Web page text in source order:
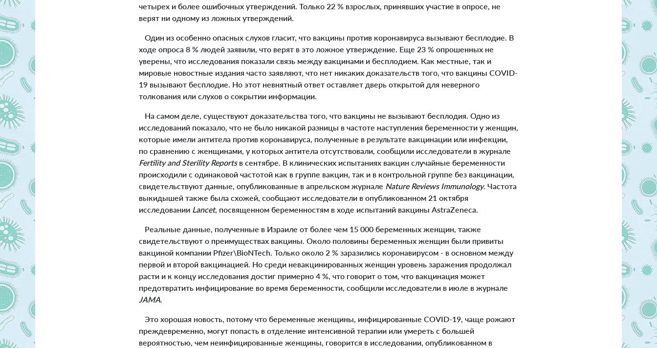
четырех и более ошибочных утверждений. Только 22 % взрослых, принявших участие в опросе, не
верят ни одному из ложных утверждений.
Один из особенно опасных слухов гласит, что вакцины против коронавируса вызывают бесплодие. В
ходе опроса 8 % людей заявили, что верят в это ложное утверждение. Еще 23 % опрошенных не
уверены, что исследования показали связь между вакцинами и бесплодием. Как местные, так и
мировые новостные издания часто заявляют, что нет никаких доказательств того, что вакцины COVID-
19 вызывают бесплодие. Но этот невнятный ответ оставляет дверь открытой для неверного
толкования или слухов о сокрытии информации.
На самом деле, существуют доказательства того, что вакцины не вызывают бесплодия. Одно из
исследований показало, что не было никакой разницы в частоте наступления беременности у женщин,
которые имели антитела против коронавируса, полученные в результате вакцинации или инфекции,
по сравнению с женщинами, у которых антитела отсутствовали, сообщили исследователи в журнале
Fertility and Sterility Reportsв сентябре. В клинических испытаниях вакцин случайные беременности
происходили с одинаковой частотой как в группе вакцин, так и в контрольной группе без вакцинации,
свидетельствуют данные, опубликованные в апрельском журнале Nature Reviews Immunology. Частота
выкидышей также была схожей, сообщают исследователи в опубликованном 21 октября
исследовании Lancet, посвященном беременностям в ходе испытаний вакцины AstraZeneca.
Реальные данные, полученные в Израиле от более чем 15 000 беременных женщин, также
свидетельствуют о преимуществах вакцины. Около половины беременных женщин были привиты
вакциной компании Pfizer\BioNTech. Только около 2 % заразились коронавирусом - в основном между
первой и второй вакцинацией. Но среди невакцинированных женщин уровень заражения продолжал
расти и к концу исследования достиг примерно 4 %, что говорит о том, что вакцинация может
предотвратить инфицирование во время беременности, сообщили исследователи в июле в журнале
JAMA.
Это хорошая новость, потому что беременные женщины, инфицированные COVID-19, чаще рожают
преждевременно, могут попасть в отделение интенсивной терапии или умереть с большей
вероятностью, чем неинфицированные женщины, говорится в исследовании, опубликованном в